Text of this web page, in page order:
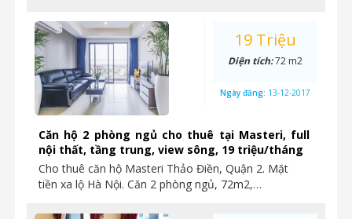
Căn hộ 2 phòng ngủ cho thuê tại Masteri, full
nội thất, tầng trung, view sông, 19 triệu/tháng
Cho thuê căn hộ Masteri Thảo Điền, Quận 2. Mặt
tiền xa lộ Hà Nội. Căn 2 phòng ngủ, 72m2,…
19 Triệu
Diện tích:72 m2
Ngày đăng: 13-12-2017